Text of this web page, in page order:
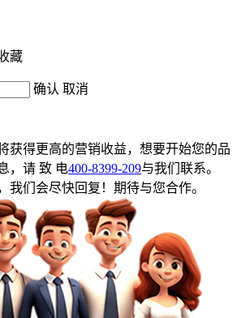
藏
确认 取消
获得更高的营销收益，想要开始您的品
，请 致 电400-8399-209与我们联系。
我们会尽快回复！期待与您合作。